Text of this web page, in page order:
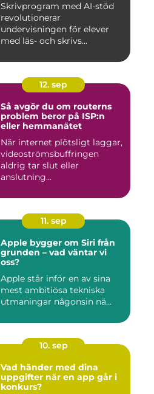
Skrivprogram med AI-stöd
revolutionerar
undervisningen för elever
med läs- och skrivs...
12. sep
Så avgör du om routerns
problem beror på ISP:n
eller hemmanätet
När internet plötsligt laggar,
videoströmsbuffringen
aldrig tar slut eller
anslutning...
11. sep
Apple bygger om Siri från
grunden – vad väntar vi
oss?
Apple står inför en av sina
mest ambitiösa tekniska
utmaningar någonsin nä...
10. sep
Vad händer med dina
uppgifter när en app går i
konkurs?